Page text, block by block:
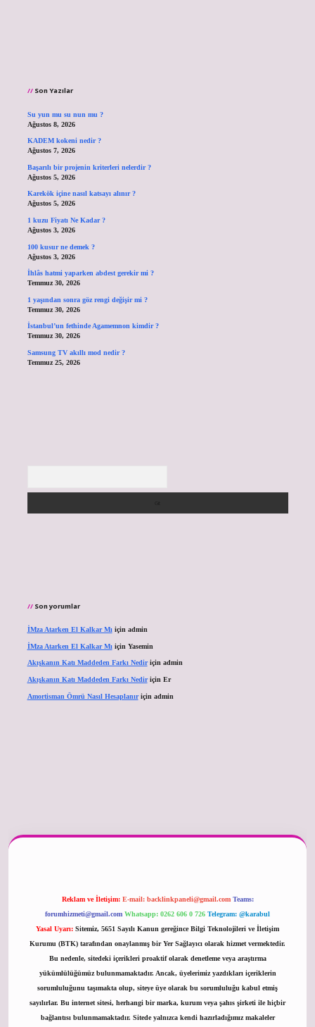
Son Yazılar
Su yun mu su nun mu ?
Ağustos 8, 2026
KADEM kokeni nedir ?
Ağustos 7, 2026
Başarılı bir projenin kriterleri nelerdir ?
Ağustos 5, 2026
Karekök içine nasıl katsayı alınır ?
Ağustos 5, 2026
1 kuzu Fiyatı Ne Kadar ?
Ağustos 3, 2026
100 kusur ne demek ?
Ağustos 3, 2026
İhlâs hatmi yaparken abdest gerekir mi ?
Temmuz 30, 2026
1 yaşından sonra göz rengi değişir mi ?
Temmuz 30, 2026
İstanbul’un fethinde Agamemnon kimdir ?
Temmuz 30, 2026
Samsung TV akıllı mod nedir ?
Temmuz 25, 2026
Son yorumlar
İMza Atarken El Kalkar Mıiçin admin
İMza Atarken El Kalkar Mıiçin Yasemin
Akışkanın Katı Maddeden Farkı Nediriçin admin
Akışkanın Katı Maddeden Farkı Nediriçin Er
Amortisman Ömrü Nasıl Hesaplanıriçin admin
Reklam ve İletişim: E-mail: backlinkpaneli@gmail.com Teams:
forumhizmeti@gmail.com Whatsapp: 0262 606 0 726 Telegram: @karabul
Yasal Uyarı: Sitemiz, 5651 Sayılı Kanun gereğince Bilgi Teknolojileri ve İletişim
Kurumu (BTK) tarafından onaylanmış bir Yer Sağlayıcı olarak hizmet vermektedir.
Bu nedenle, sitedeki içerikleri proaktif olarak denetleme veya araştırma
yükümlülüğümüz bulunmamaktadır. Ancak, üyelerimiz yazdıkları içeriklerin
sorumluluğunu taşımakta olup, siteye üye olarak bu sorumluluğu kabul etmiş
sayılırlar. Bu internet sitesi, herhangi bir marka, kurum veya şahıs şirketi ile hiçbir
bağlantısı bulunmamaktadır. Sitede yalnızca kendi hazırladığımız makaleler